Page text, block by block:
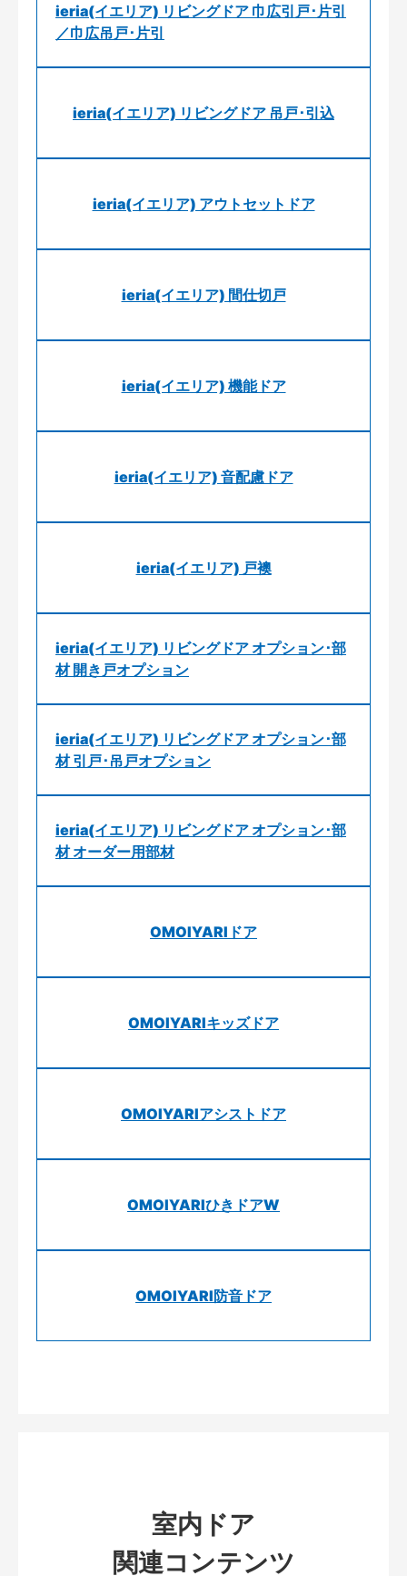
ieria(イエリア) リビングドア 巾広引戸･片引
／巾広吊戸･片引
ieria(イエリア) リビングドア 吊戸･引込
ieria(イエリア) アウトセットドア
ieria(イエリア) 間仕切戸
ieria(イエリア) 機能ドア
ieria(イエリア) 音配慮ドア
ieria(イエリア) 戸襖
ieria(イエリア) リビングドア オプション･部
材 開き戸オプション
ieria(イエリア) リビングドア オプション･部
材 引戸･吊戸オプション
ieria(イエリア) リビングドア オプション･部
材 オーダー用部材
OMOIYARIドア
OMOIYARIキッズドア
OMOIYARIアシストドア
OMOIYARIひきドアW
OMOIYARI防音ドア
室内ドア
関連コンテンツ